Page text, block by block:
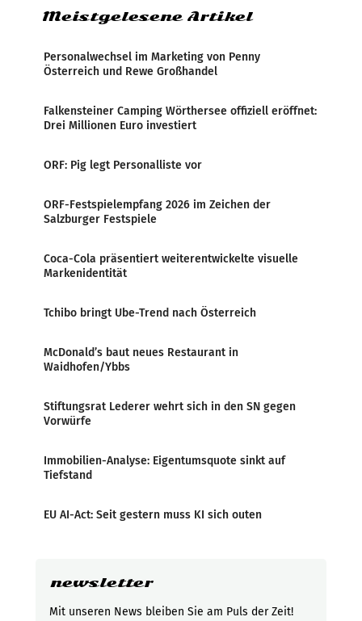
Meistgelesene Artikel
Personalwechsel im Marketing von Penny
Österreich und Rewe Großhandel
Falkensteiner Camping Wörthersee offiziell eröffnet:
Drei Millionen Euro investiert
ORF: Pig legt Personalliste vor
ORF-Festspielempfang 2026 im Zeichen der
Salzburger Festspiele
Coca-Cola präsentiert weiterentwickelte visuelle
Markenidentität
Tchibo bringt Ube-Trend nach Österreich
McDonald’s baut neues Restaurant in
Waidhofen/Ybbs
Stiftungsrat Lederer wehrt sich in den SN gegen
Vorwürfe
Immobilien-Analyse: Eigentumsquote sinkt auf
Tiefstand
EU AI-Act: Seit gestern muss KI sich outen
newsletter
Mit unseren News bleiben Sie am Puls der Zeit!